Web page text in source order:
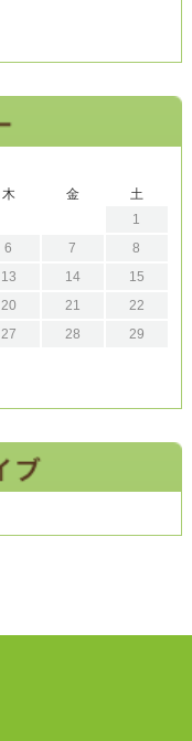
木 金
土
1
6 7
8
13 14
15
20 21
22
27 28
29